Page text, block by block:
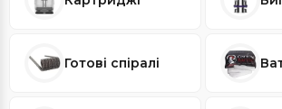
Готові спіралі